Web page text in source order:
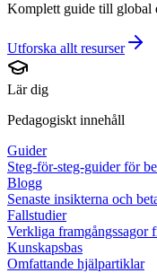
Komplett guide till global
Utforska allt resurser
Lär dig
Pedagogiskt innehåll
Guider
Steg-för-steg-guider för
Blogg
Senaste insikterna och
Fallstudier
Verkliga framgångssagor
Kunskapsbas
Omfattande hjälpartiklar